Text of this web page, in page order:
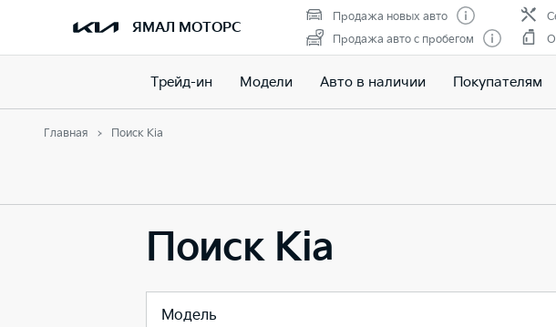
ЯМАЛ МОТОРС
Продажа новых авто
Продажа авто с пробегом
Трейд-ин Модели Авто в наличии Покупателям
Главная Поиск Kia
Поиск Kia
Модель